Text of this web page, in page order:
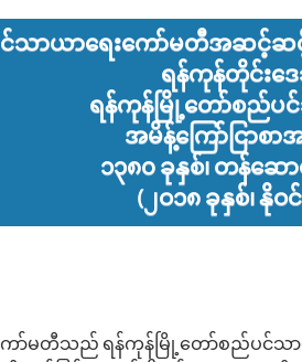
ာယာ‌ရေးကော်မတီအဆင့်ဆင့်
ရန်ကုန်တိုင်း‌ဒ
ရန်ကုန်မြို့‌တော်စည်ပ
အမိန့်‌ကြော်ငြာစာ
၁၃၈၀ ခုနှစ်၊ တန်ဆေ
(၂ဝ၁၈ ခုနှစ်၊ နို
ာ်မတီသည် ရန်ကုန်မြို့‌တော်စည်ပင်သာယ